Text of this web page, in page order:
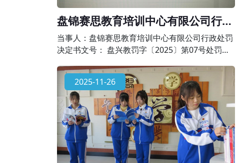
盘锦赛思教育培训中心有限公司行政
处罚公示
当事人：盘锦赛思教育培训中心有限公司行政处罚
决定书文号： 盘兴教罚字〔2025〕第07号处罚事
校外培训法律依据：依据《校外培训行政处罚暂行
办法》第二十条 “校外培训机构超出办学许可范
围，有下列行为之一的，由县级以上人民政府校外
培训主管部门或者其他有关部门责令限期改正，并
予以警告;有违法所得的，退还所收费用后没收违法
所得;情节严重的，责令停止招收学员、吊销
2025-11-26